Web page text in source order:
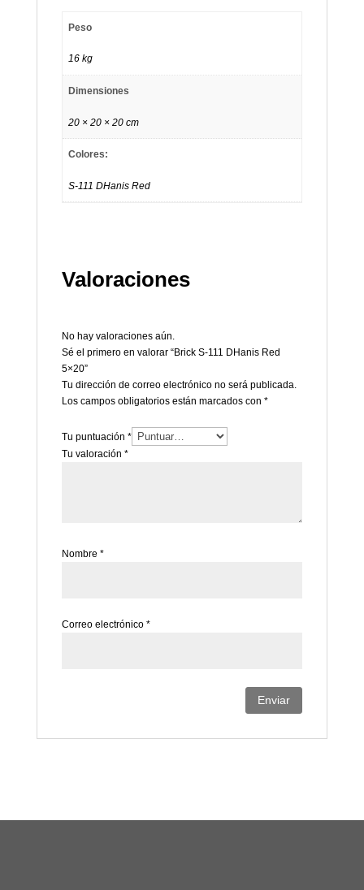
Peso
16 kg
Dimensiones
20 × 20 × 20 cm
Colores:
S-111 DHanis Red
Valoraciones
No hay valoraciones aún.
Sé el primero en valorar “Brick S-111 DHanis Red
5×20”
Tu dirección de correo electrónico no será publicada.
Los campos obligatorios están marcados con *
Tu puntuación *
Tu valoración *
Nombre *
Correo electrónico *